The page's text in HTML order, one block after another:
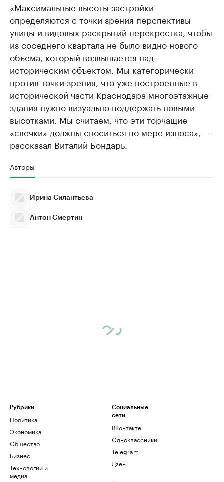
«Максимальные высоты застройки
определяются с точки зрения перспективы
улицы и видовых раскрытий перекрестка, чтобы
из соседнего квартала не было видно нового
объема, который возвышается над
историческим объектом. Мы категорически
против точки зрения, что уже построенные в
исторической части Краснодара многоэтажные
здания нужно визуально поддержать новыми
высотками. Мы считаем, что эти торчащие
«свечки» должны сноситься по мере износа», —
рассказал Виталий Бондарь.
Авторы
Ирина Силантьева
Антон Смертин
Рубрики
Политика
Экономика
Общество
Бизнес
Технологии и
медиа
Социальные
сети
ВКонтакте
Одноклассники
Telegram
Дзен